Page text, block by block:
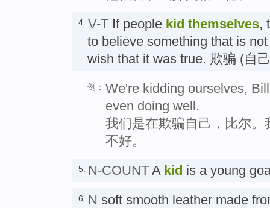
4. V-T If people kid themselves,
to believe something that is
wish that it was true. 欺骗 (自
例： We're kidding ourselves,
even doing well.
我们是在欺骗自己，比尔
不好。
5. N-COUNT A kid is a young
6. N soft smooth leather made